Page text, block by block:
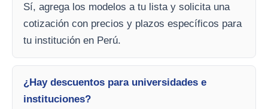
Sí, agrega los modelos a tu lista y solicita una
cotización con precios y plazos específicos para
tu institución en Perú.
¿Hay descuentos para universidades e
instituciones?